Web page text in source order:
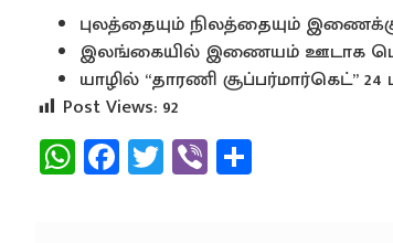
புலத்தையும் நிலத்தையும்
இலங்கையில் இணையம் ஊடாக
யாழில் “தாரணி சூப்பர்மார்கெட்”
Post Views: 92
WhatsApp
Facebook
Twitter
Viber